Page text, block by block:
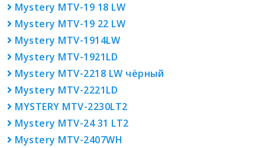
Mystery MTV-19 18 LW
Mystery MTV-19 22 LW
Mystery MTV-1914LW
Mystery MTV-1921LD
Mystery MTV-2218 LW чёрный
Mystery MTV-2221LD
MYSTERY MTV-2230LT2
Mystery MTV-24 31 LT2
Mystery MTV-2407WH